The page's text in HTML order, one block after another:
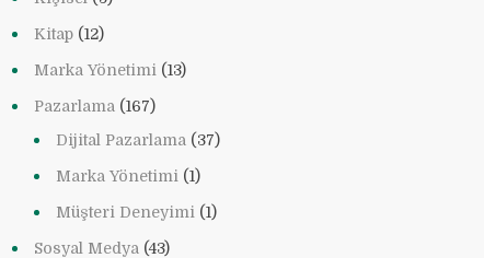
Kitap (12)
Marka Yönetimi (13)
Pazarlama (167)
Dijital Pazarlama (37)
Marka Yönetimi (1)
Müşteri Deneyimi (1)
Sosyal Medya (43)